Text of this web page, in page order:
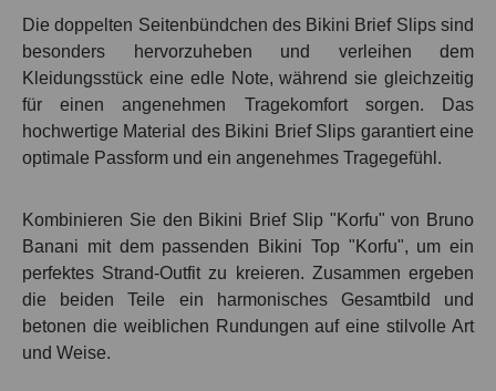
Die doppelten Seitenbündchen des Bikini Brief Slips sind
besonders hervorzuheben und verleihen dem
Kleidungsstück eine edle Note, während sie gleichzeitig
für einen angenehmen Tragekomfort sorgen. Das
hochwertige Material des Bikini Brief Slips garantiert eine
optimale Passform und ein angenehmes Tragegefühl.
Kombinieren Sie den Bikini Brief Slip "Korfu" von Bruno
Banani mit dem passenden Bikini Top "Korfu", um ein
perfektes Strand-Outfit zu kreieren. Zusammen ergeben
die beiden Teile ein harmonisches Gesamtbild und
betonen die weiblichen Rundungen auf eine stilvolle Art
und Weise.